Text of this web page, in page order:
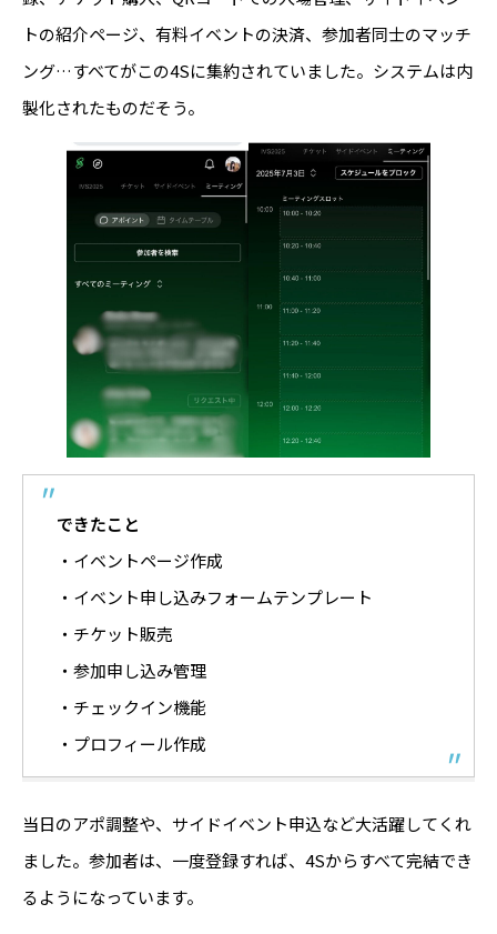
トの紹介ページ、有料イベントの決済、参加者同士のマッチ
ング…すべてがこの4Sに集約されていました。システムは内
製化されたものだそう。
できたこと
・イベントページ作成
・イベント申し込みフォームテンプレート
・チケット販売
・参加申し込み管理
・チェックイン機能
・プロフィール作成
当日のアポ調整や、サイドイベント申込など大活躍してくれ
ました。参加者は、一度登録すれば、4Sからすべて完結でき
るようになっています。